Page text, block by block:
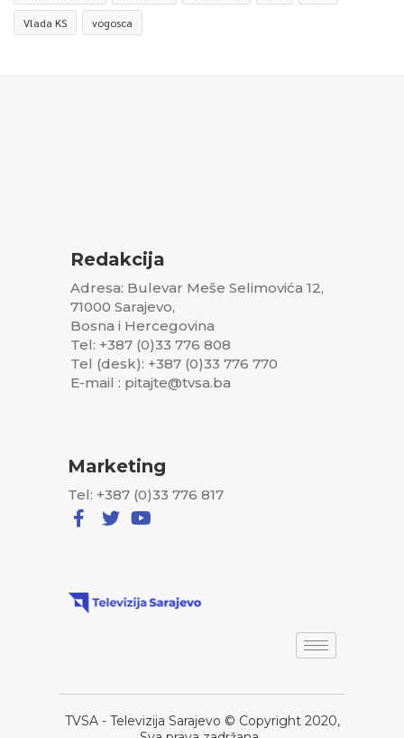
Vlada KS vogosca
Redakcija
Adresa: Bulevar Meše Selimovića 12,
71000 Sarajevo,
Bosna i Hercegovina
Tel: +387 (0)33 776 808
Tel (desk): +387 (0)33 776 770
E-mail : pitajte@tvsa.ba
Marketing
Tel: +387 (0)33 776 817
TVSA - Televizija Sarajevo © Copyright 2020,